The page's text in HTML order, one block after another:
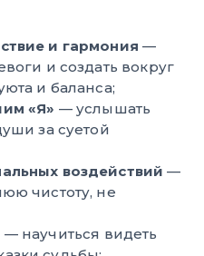
и гармония —
и создать вокруг
и баланса;
«Я» — услышать
за суетой
воздействий —
чистоту, не
— научиться видеть